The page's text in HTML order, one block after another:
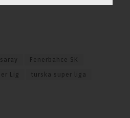
Fenerbahce SK
Lig turska super liga